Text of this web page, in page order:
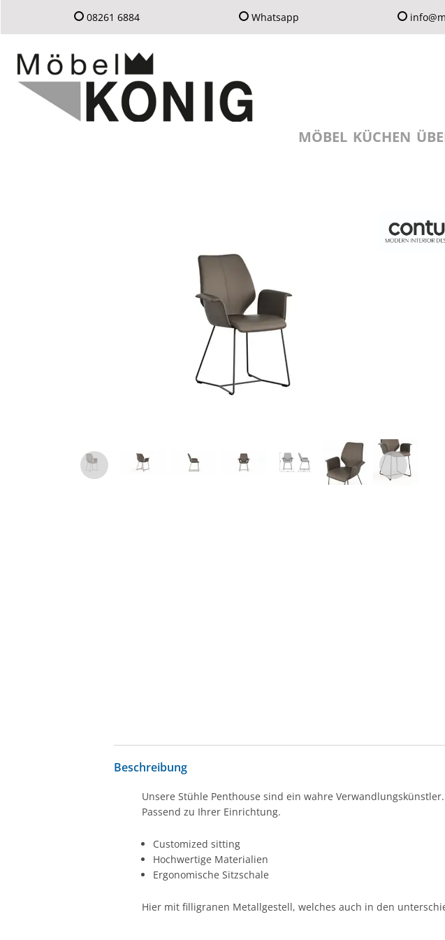
08261 6884 Whatsapp
MÖBEL KÜCHEN
Beschreibung
Unsere Stühle Penthouse sind ein wahre
Passend zu Ihrer Einrichtung.
Customized sitting
Hochwertige Materialien
Ergonomische Sitzschale
Hier mit filligranen Metallgestell, welches auch in den